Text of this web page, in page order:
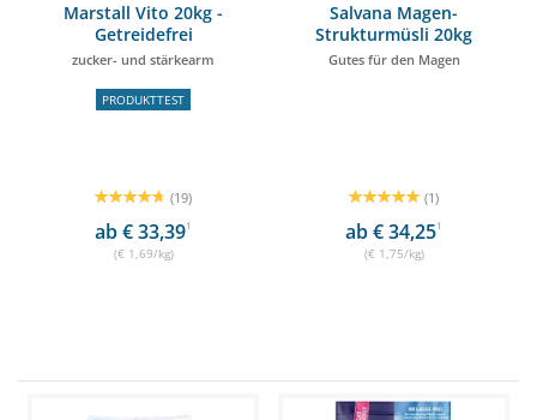
Marstall Vito 20kg -
Getreidefrei
zucker- und stärkearm
PRODUKTTEST
(19)
ab € 33,391
(€ 1,69/kg)
Salvana Magen-
Strukturmüsli 20kg
Gutes für den Magen
(1)
ab € 34,251
(€ 1,75/kg)